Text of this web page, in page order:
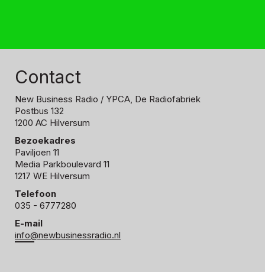
Contact
New Business Radio / YPCA, De Radiofabriek
Postbus 132
1200 AC Hilversum
Bezoekadres
Paviljoen 11
Media Parkboulevard 11
1217 WE Hilversum
Telefoon
035 - 6777280
E-mail
info@newbusinessradio.nl